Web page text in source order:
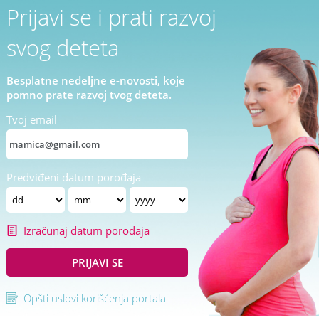
Prijavi se i prati razvoj
svog deteta
Besplatne nedeljne e-novosti, koje
pomno prate razvoj tvog deteta.
Tvoj email
Predviđeni datum porođaja
Izračunaj datum porođaja
PRIJAVI SE
Opšti uslovi korišćenja portala